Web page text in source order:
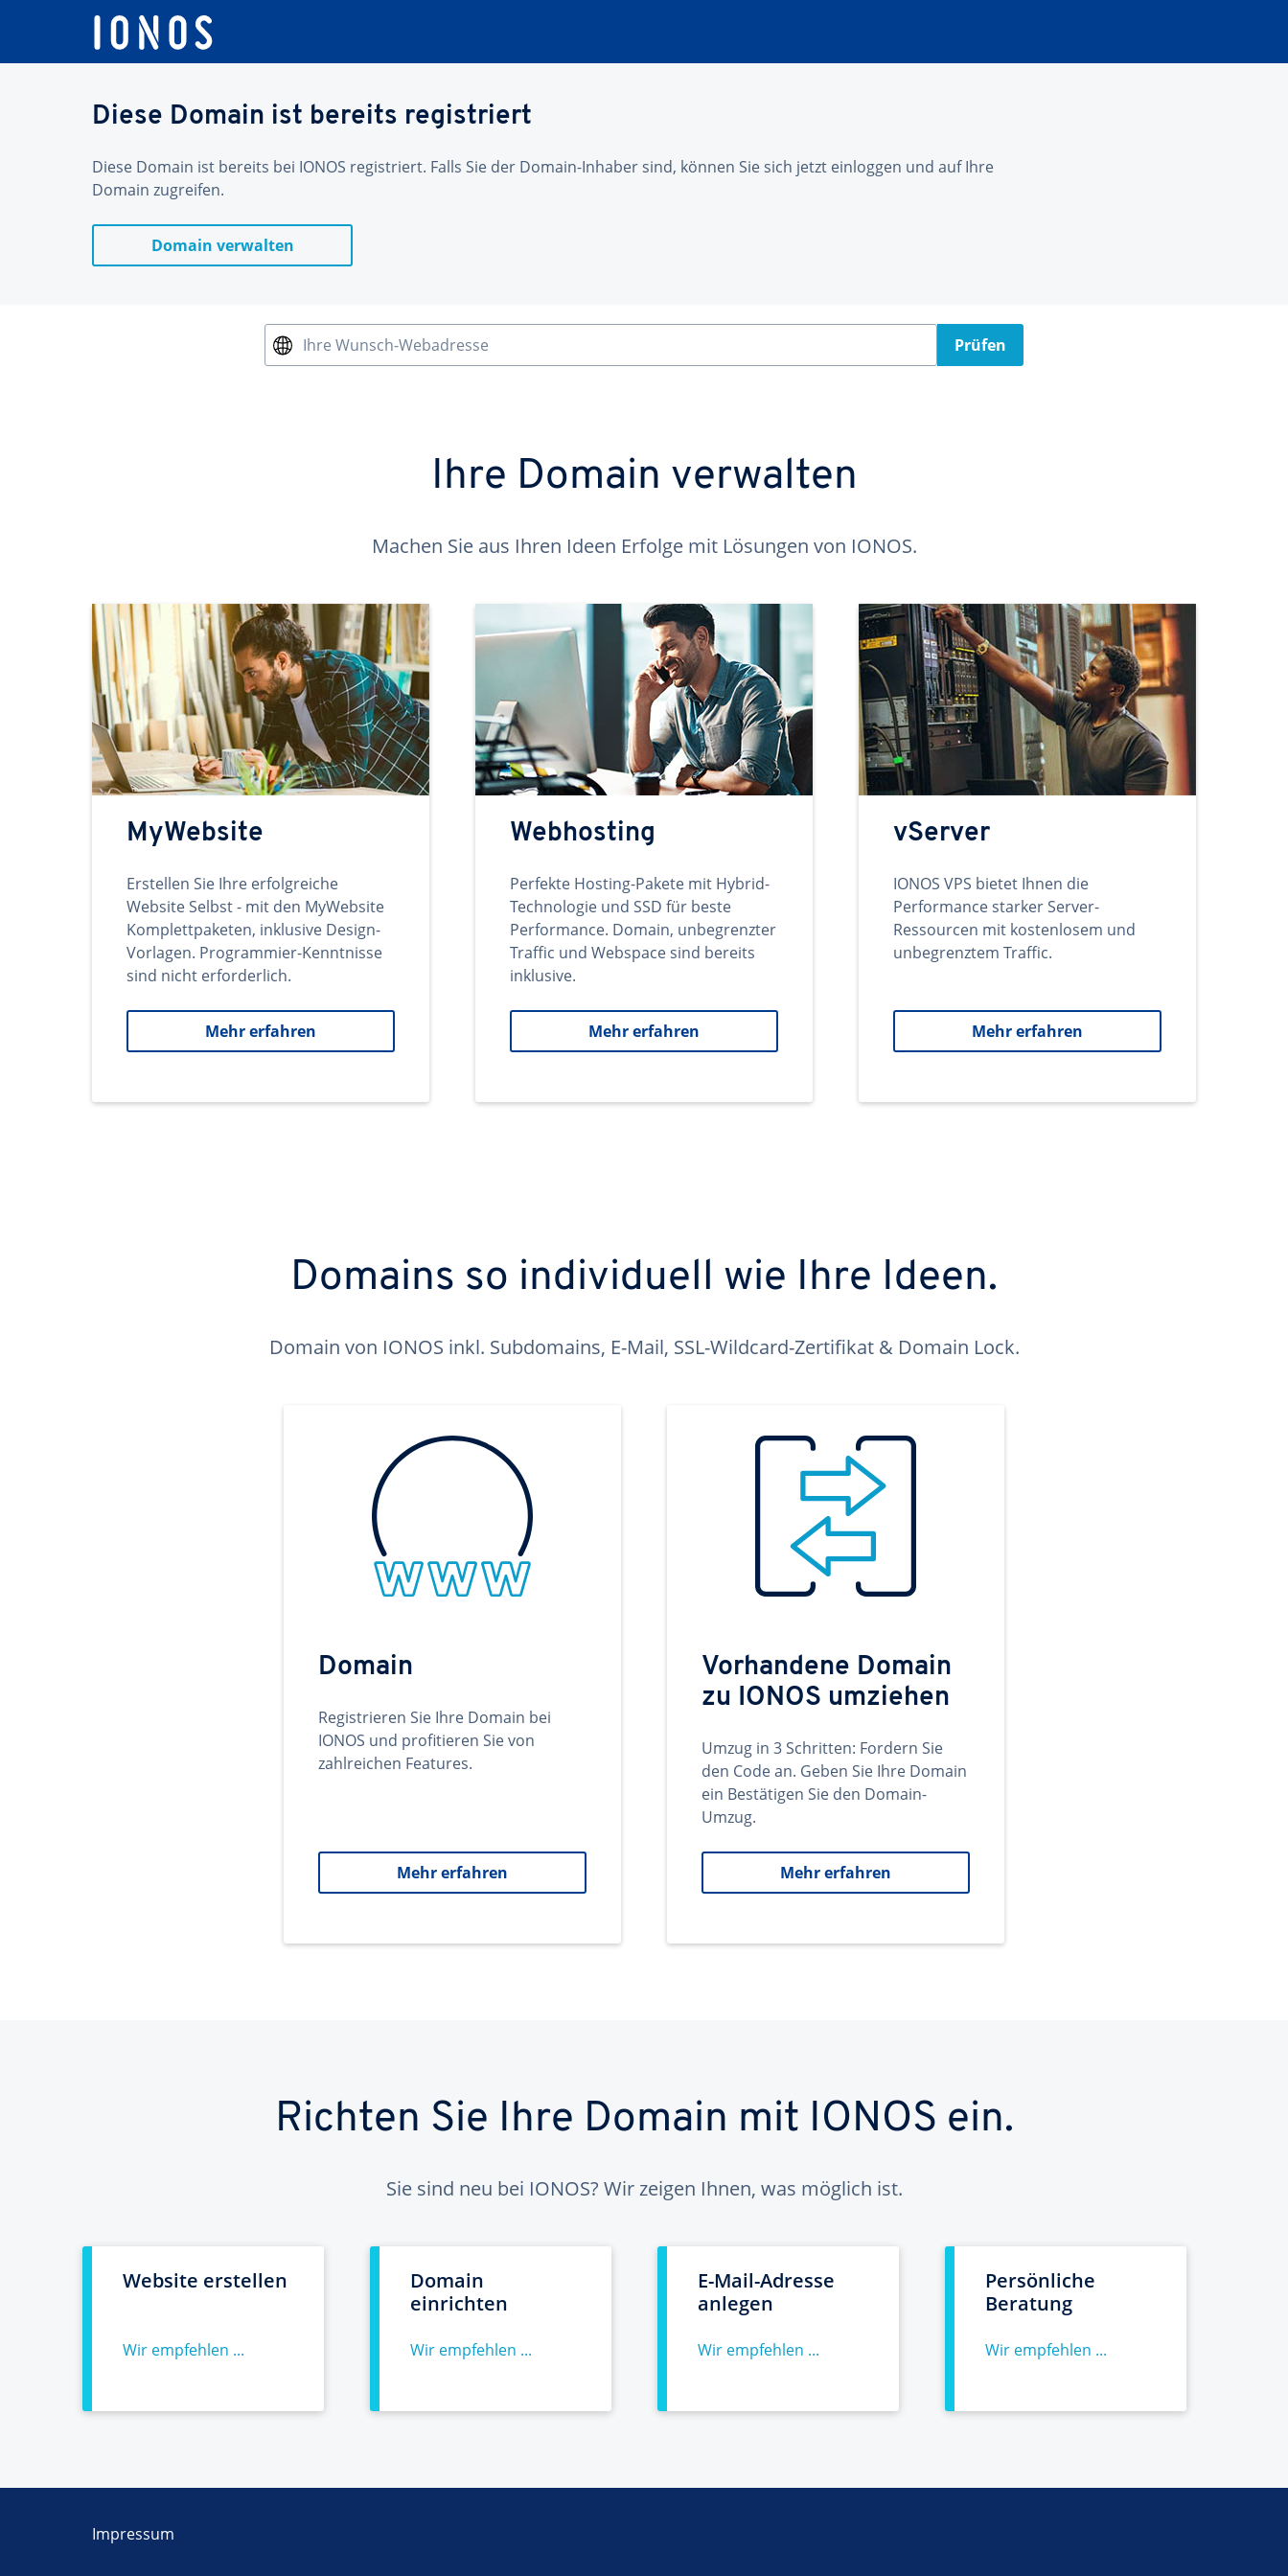
Diese Domain ist bereits registriert
Diese Domain ist bereits bei IONOS registriert. Falls Sie der Domain-Inhaber sind, können Sie sich jetzt einloggen und auf Ihre
Domain zugreifen.
Domain verwalten
Ihre Wunsch-Webadresse Prüfen
Ihre Domain verwalten
Machen Sie aus Ihren Ideen Erfolge mit Lösungen von IONOS.
MyWebsite
Erstellen Sie Ihre erfolgreiche
Website Selbst - mit den MyWebsite
Komplettpaketen, inklusive Design-
Vorlagen. Programmier-Kenntnisse
sind nicht erforderlich.
Mehr erfahren
Webhosting
Perfekte Hosting-Pakete mit Hybrid-
Technologie und SSD für beste
Performance. Domain, unbegrenzter
Traffic und Webspace sind bereits
inklusive.
Mehr erfahren
vServer
IONOS VPS bietet Ihnen die
Performance starker Server-
Ressourcen mit kostenlosem und
unbegrenztem Traffic.
Mehr erfahren
Domains so individuell wie Ihre Ideen.
Domain von IONOS inkl. Subdomains, E-Mail, SSL-Wildcard-Zertifikat & Domain Lock.
Domain
Registrieren Sie Ihre Domain bei
IONOS und profitieren Sie von
zahlreichen Features.
Mehr erfahren
Vorhandene Domain
zu IONOS umziehen
Umzug in 3 Schritten: Fordern Sie
den Code an. Geben Sie Ihre Domain
ein Bestätigen Sie den Domain-
Umzug.
Mehr erfahren
Richten Sie Ihre Domain mit IONOS ein.
Sie sind neu bei IONOS? Wir zeigen Ihnen, was möglich ist.
Website erstellen
Wir empfehlen ...
Domain
einrichten
Wir empfehlen ...
E-Mail-Adresse
anlegen
Wir empfehlen ...
Persönliche
Beratung
Wir empfehlen ...
Impressum